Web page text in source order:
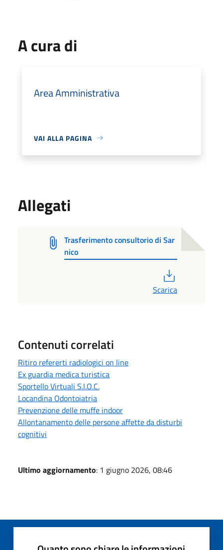
A cura di
Area Amministrativa
VAI ALLA PAGINA
Allegati
Trasferimento consultorio di Sar
nico
Scarica
Contenuti correlati
Ritiro refererti radiologici on line
Ex guardia medica turistica
Sportello Virtuali S.I.O.C.
Locandina Odontoiatria
Prevenzione delle muffe indoor
Allontanamento delle persone affette da disturbi
cognitivi
Ultimo aggiornamento: 1 giugno 2026, 08:46